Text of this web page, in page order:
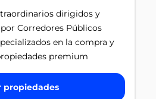
dirigidos y
Corredores Públicos
en la compra y
premium
propiedades